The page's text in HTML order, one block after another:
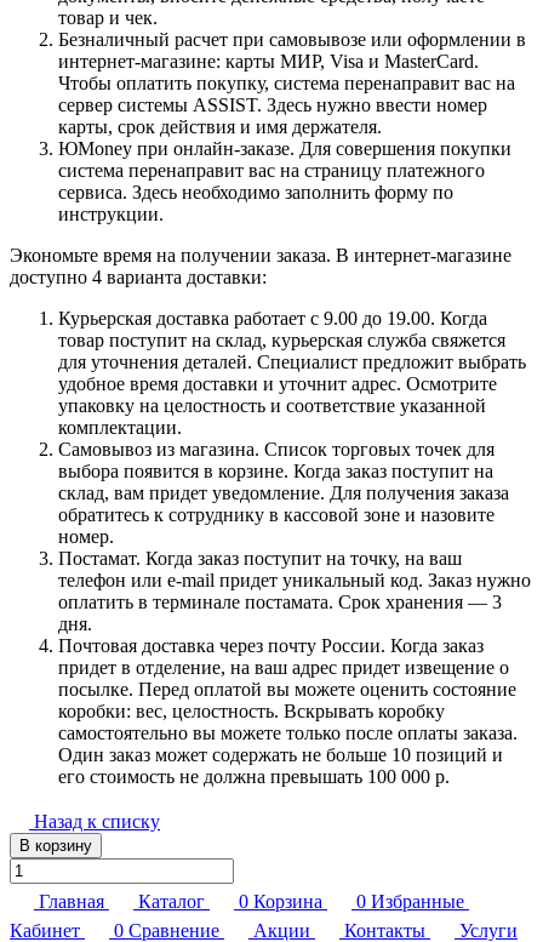
товар и чек.
Безналичный расчет при самовывозе или оформлении в
интернет-магазине: карты МИР, Visa и MasterCard.
Чтобы оплатить покупку, система перенаправит вас на
сервер системы ASSIST. Здесь нужно ввести номер
карты, срок действия и имя держателя.
ЮMoney при онлайн-заказе. Для совершения покупки
система перенаправит вас на страницу платежного
сервиса. Здесь необходимо заполнить форму по
инструкции.
Экономьте время на получении заказа. В интернет-магазине
доступно 4 варианта доставки:
Курьерская доставка работает с 9.00 до 19.00. Когда
товар поступит на склад, курьерская служба свяжется
для уточнения деталей. Специалист предложит выбрать
удобное время доставки и уточнит адрес. Осмотрите
упаковку на целостность и соответствие указанной
комплектации.
Самовывоз из магазина. Список торговых точек для
выбора появится в корзине. Когда заказ поступит на
склад, вам придет уведомление. Для получения заказа
обратитесь к сотруднику в кассовой зоне и назовите
номер.
Постамат. Когда заказ поступит на точку, на ваш
телефон или e-mail придет уникальный код. Заказ нужно
оплатить в терминале постамата. Срок хранения — 3
дня.
Почтовая доставка через почту России. Когда заказ
придет в отделение, на ваш адрес придет извещение о
посылке. Перед оплатой вы можете оценить состояние
коробки: вес, целостность. Вскрывать коробку
самостоятельно вы можете только после оплаты заказа.
Один заказ может содержать не больше 10 позиций и
его стоимость не должна превышать 100 000 р.
Назад к списку
В корзину
Главная Каталог 0 Корзина 0 Избранные
Кабинет
0 Сравнение Акции Контакты
Услуги